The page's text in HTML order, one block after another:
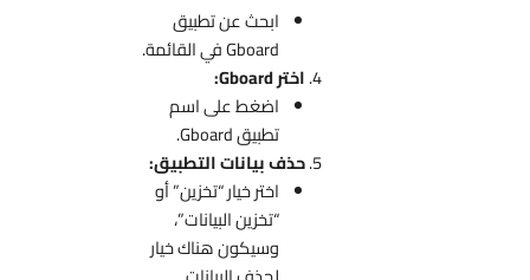
ابحث عن تطبيق
Gboard في القائمة.
اختر Gboard:
اضغط على اسم
تطبيق Gboard.
حذف بيانات التطبيق:
اختر خيار “تخزين” أو
“تخزين البيانات”،
وسيكون هناك خيار